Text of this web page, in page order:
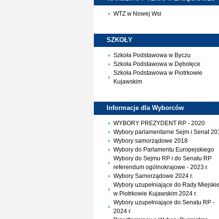
WTZ w Nowej Wsi
SZKOŁY
Szkoła Podstawowa w Byczu
Szkoła Podstawowa w Dębołęce
Szkoła Podstawowa w Piotrkowie
Kujawskim
Informacje dla Wyborców
WYBORY PREZYDENT RP - 2020
Wybory parlamentarne Sejm i Senat
Wybory samorządowe 2018
Wybory do Parlamentu Europejskiego
Wybory do Sejmu RP i do Senatu RP
referendum ogólnokrajowe - 2023 r.
Wybory Samorządowe 2024 r.
Wybory uzupełniające do Rady
w Piotrkowie Kujawskim 2024 r.
Wybory uzupełniające do Senatu RP -
2024 r.